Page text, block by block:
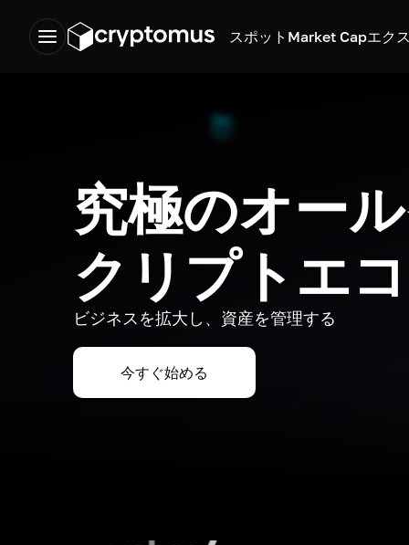
スポット Market Capエク
究極のオー
クリプトエ
ビジネスを拡大し、資産を管理する
今すぐ始める